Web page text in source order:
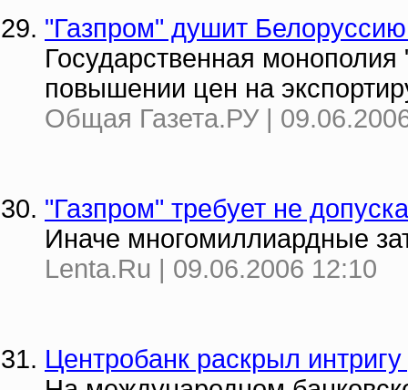
"Газпром" душит
Государственная
повышении цен на
Общая Газета.РУ |
"Газпром" требует не
Иначе многомиллиардные
Lenta.Ru | 09.06.2006 12:10
Центробанк раскрыл